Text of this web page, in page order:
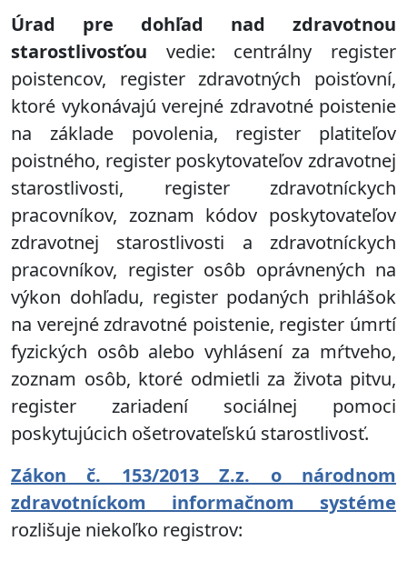
Úrad pre dohľad nad zdravotnou
starostlivosťou vedie: centrálny register
poistencov, register zdravotných poisťovní,
ktoré vykonávajú verejné zdravotné poistenie
na základe povolenia, register platiteľov
poistného, register poskytovateľov zdravotnej
starostlivosti, register zdravotníckych
pracovníkov, zoznam kódov poskytovateľov
zdravotnej starostlivosti a zdravotníckych
pracovníkov, register osôb oprávnených na
výkon dohľadu, register podaných prihlášok
na verejné zdravotné poistenie, register úmrtí
fyzických osôb alebo vyhlásení za mŕtveho,
zoznam osôb, ktoré odmietli za života pitvu,
register zariadení sociálnej pomoci
poskytujúcich ošetrovateľskú starostlivosť.
Zákon č. 153/2013 Z.z. o národnom
zdravotníckom informačnom systéme
rozlišuje niekoľko registrov: